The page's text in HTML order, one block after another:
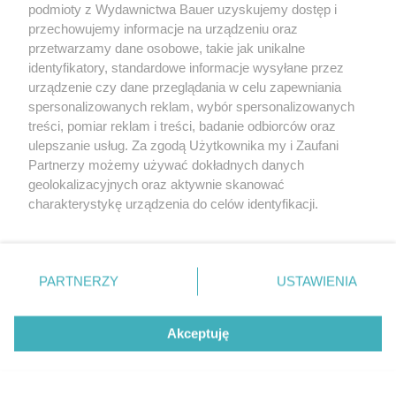
ZWIERZENIA
"Nigdy nie zapomniałam siedmiu czerwonych róż
od Jurka. Byłam już wdową, gdy znowu je od niego
dostałam..."
KONTAKT REKLAMA
podmioty z Wydawnictwa Bauer uzyskujemy dostęp i
przechowujemy informacje na urządzeniu oraz
przetwarzamy dane osobowe, takie jak unikalne
identyfikatory, standardowe informacje wysyłane przez
urządzenie czy dane przeglądania w celu zapewniania
spersonalizowanych reklam, wybór spersonalizowanych
treści, pomiar reklam i treści, badanie odbiorców oraz
ulepszanie usług. Za zgodą Użytkownika my i Zaufani
Partnerzy możemy używać dokładnych danych
geolokalizacyjnych oraz aktywnie skanować
charakterystykę urządzenia do celów identyfikacji.
zmienić/wycofać klikając przycisk ustawień prywatności
znajdujący się w lewym dolnym rogu strony
rodzaje przetwarzania danych nie wymagają zgody
użytkownika, ale masz prawo sprzeciwić się takiemu
PARTNERZY USTAWIENIA
Akceptuję